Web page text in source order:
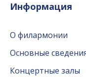
Информация
О филармонии
Основные
Концертные залы